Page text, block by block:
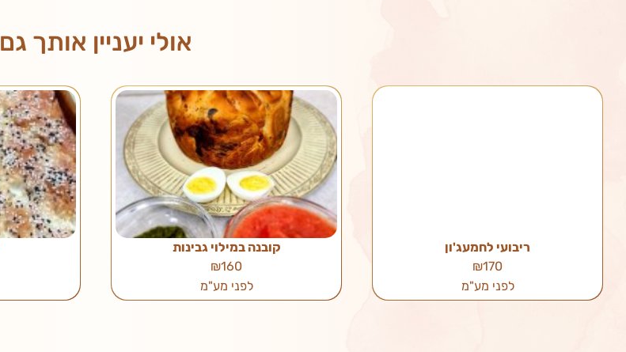
אולי יעניין אותך גם
ריבועי לחמעג'ון
₪170
לפני מע"מ
קובנה במילוי גבינות
₪160
לפני מע"מ